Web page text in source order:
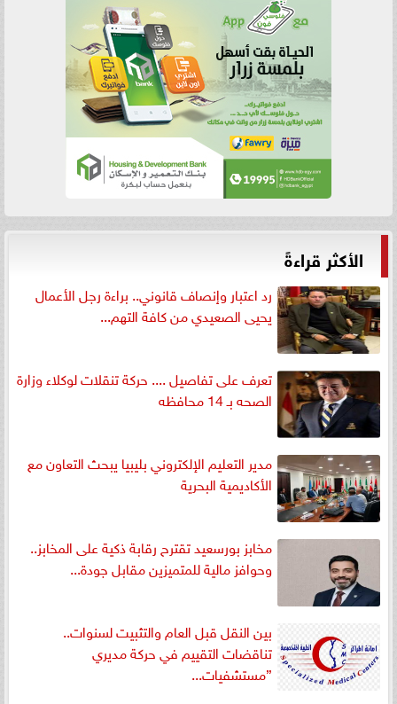
الأكثر قراءةً
رد اعتبار وإنصاف قانوني.. براءة رجل الأعمال
يحيى الصعيدي من كافة التهم...
تعرف على تفاصيل .... حركة تنقلات لوكلاء وزارة
الصحه بـ 14 محافظه
مدير التعليم الإلكتروني بليبيا يبحث التعاون مع
الأكاديمية البحرية
مخابز بورسعيد تقترح رقابة ذكية على المخابز..
وحوافز مالية للمتميزين مقابل جودة...
بين النقل قبل العام والتثبيت لسنوات..
تناقضات التقييم في حركة مديري
”مستشفيات...